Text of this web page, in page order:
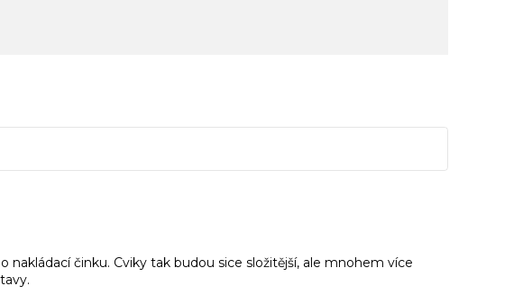
činku. Cviky tak budou sice složitější, ale mnohem více